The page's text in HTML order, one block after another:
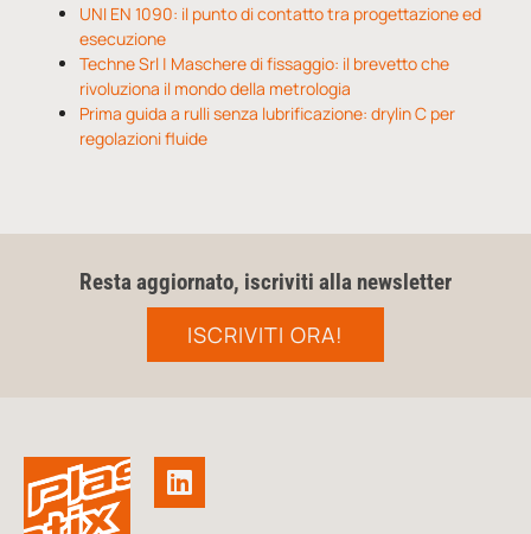
UNI EN 1090: il punto di contatto tra progettazione ed
esecuzione
Techne Srl | Maschere di fissaggio: il brevetto che
rivoluziona il mondo della metrologia
Prima guida a rulli senza lubrificazione: drylin C per
regolazioni fluide
Resta aggiornato, iscriviti alla newsletter
ISCRIVITI ORA!